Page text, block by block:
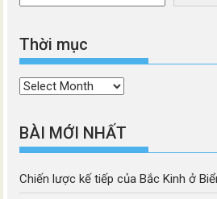
Thời mục
Thời
BÀI MỚI NHẤT
Chiến lược kế tiếp của Bắc Kinh ở